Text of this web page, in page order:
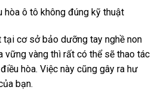
hòa ô tô không đúng kỹ thuật
tại cơ sở bảo dưỡng tay nghề non
vững vàng thì rất có thể sẽ thao tác
hòa. Việc này cũng gây ra hư
bạn.